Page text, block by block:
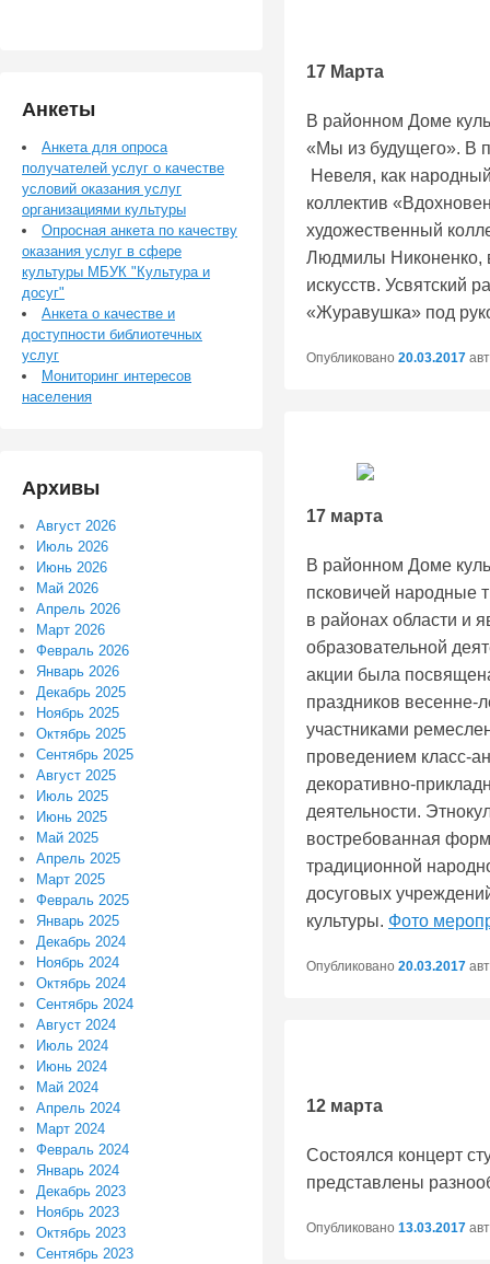
17 Марта
В районном Доме
«Мы из будущего». В
Невеля, как
коллектив
художественный
Людмилы Никоненко,
искусств. Усвятский
«Журавушка» под
Опубликовано 20.03.2017
17 марта
В районном Доме
псковичей народные
в районах области и
образовательной
акции была
праздников весенне-
участниками
проведением класс-
декоративно-
деятельности.
востребованная
традиционной
досуговых
культуры. Фото
Опубликовано 20.03.2017
12 марта
Состоялся концерт
представлены
Опубликовано 13.03.2017
Анкеты
Анкета для опроса
получателей услуг о качестве
условий оказания услуг
организациями культуры
Опросная анкета по качеству
оказания услуг в сфере
культуры МБУК "Культура и
досуг"
Анкета о качестве и
доступности библиотечных
услуг
Мониторинг интересов
населения
Архивы
Август 2026
Июль 2026
Июнь 2026
Май 2026
Апрель 2026
Март 2026
Февраль 2026
Январь 2026
Декабрь 2025
Ноябрь 2025
Октябрь 2025
Сентябрь 2025
Август 2025
Июль 2025
Июнь 2025
Май 2025
Апрель 2025
Март 2025
Февраль 2025
Январь 2025
Декабрь 2024
Ноябрь 2024
Октябрь 2024
Сентябрь 2024
Август 2024
Июль 2024
Июнь 2024
Май 2024
Апрель 2024
Март 2024
Февраль 2024
Январь 2024
Декабрь 2023
Ноябрь 2023
Октябрь 2023
Сентябрь 2023